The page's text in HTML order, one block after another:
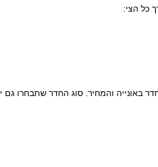
באונייה והמחיר. סוג החדר שתבחרו